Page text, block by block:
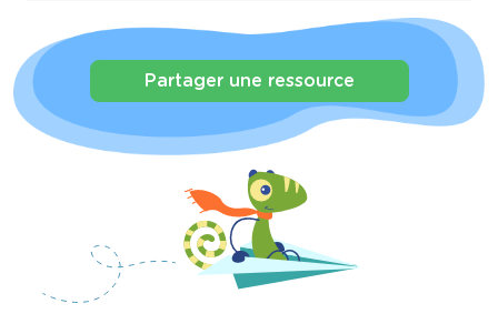
Partager une ressource